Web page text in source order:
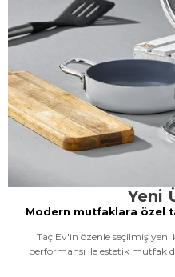
Yeni
Modern mutfaklara özel
Taç Ev'in özenle seçilmiş
performansı ile estetik mutfak